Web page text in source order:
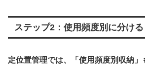
ステップ2：使用頻度別に分ける
定位置管理では、「使用頻度別収納」